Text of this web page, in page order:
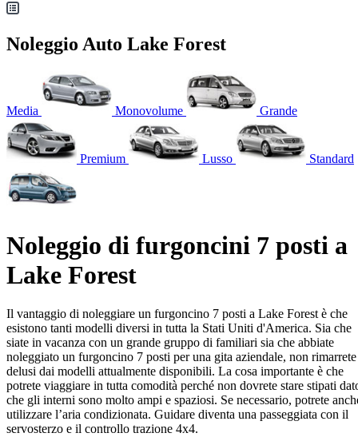
Noleggio Auto Lake Forest
Media Monovolume Grande
Premium Lusso Standard
Noleggio di furgoncini 7 posti a
Lake Forest
Il vantaggio di noleggiare un furgoncino 7 posti a Lake Forest è che
esistono tanti modelli diversi in tutta la Stati Uniti d'America. Sia che
siate in vacanza con un grande gruppo di familiari sia che abbiate
noleggiato un furgoncino 7 posti per una gita aziendale, non rimarrete
delusi dai modelli attualmente disponibili. La cosa importante è che
potrete viaggiare in tutta comodità perché non dovrete stare stipati
che gli interni sono molto ampi e spaziosi. Se necessario, potrete
utilizzare l’aria condizionata. Guidare diventa una passeggiata con il
servosterzo e il controllo trazione 4x4.